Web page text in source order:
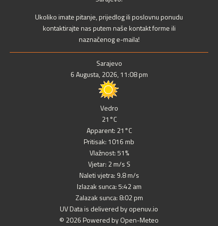
Ukoliko imate pitanje, prijedlog ili poslovnu ponudu
kontaktirajte nas putem naše kontakt forme ili
naznačenog e-maila!
Sarajevo
6 Augusta, 2026, 11:08 pm
Vedro
21°C
Apparent: 21°C
Pritisak: 1016 mb
Vlažnost: 51%
Vjetar: 2 m/s S
Naleti vjetra: 9.8 m/s
Izlazak sunca: 5:42 am
Zalazak sunca: 8:02 pm
UV Data is delivered by openuv.io
© 2026 Powered by Open-Meteo